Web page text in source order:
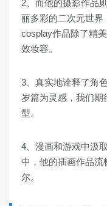
2、而他的摄影作品
丽多彩的二次元世界
cosplay作品除了精
效妆容。
3、真实地诠释了角
岁篇为灵感，我们期
型。
4、漫画和游戏中汲
中，他的插画作品流
尔。